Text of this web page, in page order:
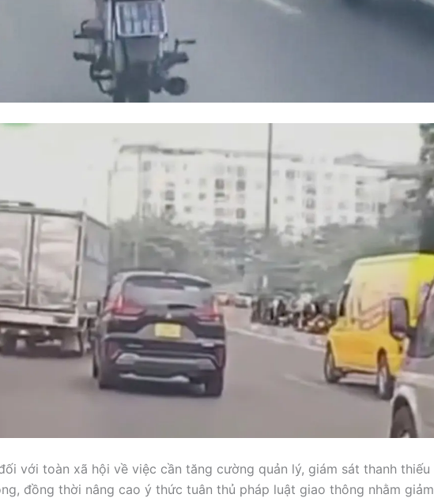
với toàn xã hội về việc cần tăng cường quản lý, giám sát thanh thiếu
đồng thời nâng cao ý thức tuân thủ pháp luật giao thông nhằm giảm